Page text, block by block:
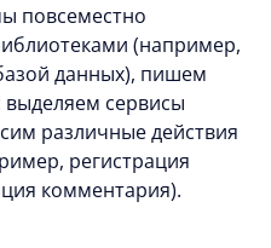
повсеместно
(например,
данных), пишем
сервисы
различные действия
регистрация
комментария).